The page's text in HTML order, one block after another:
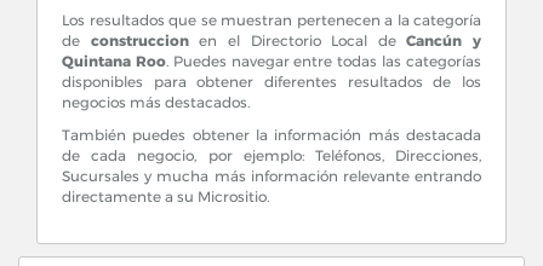
Los resultados que se muestran pertenecen a la categoría
de construccionen el Directorio Local deCancún y
Quintana Roo. Puedes navegar entre todas las categorías
disponibles para obtener diferentes resultados de los
negocios más destacados.
También puedes obtener la información más destacada
de cada negocio, por ejemplo: Teléfonos, Direcciones,
Sucursales y mucha más información relevante entrando
directamente a su Micrositio.